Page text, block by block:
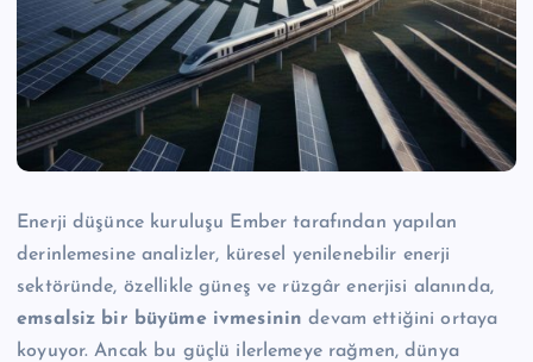
Enerji düşünce kuruluşu Ember tarafından yapılan
derinlemesine analizler, küresel yenilenebilir enerji
sektöründe, özellikle güneş ve rüzgâr enerjisi alanında,
emsalsiz bir büyüme ivmesinin devam ettiğini ortaya
koyuyor. Ancak bu güçlü ilerlemeye rağmen, dünya